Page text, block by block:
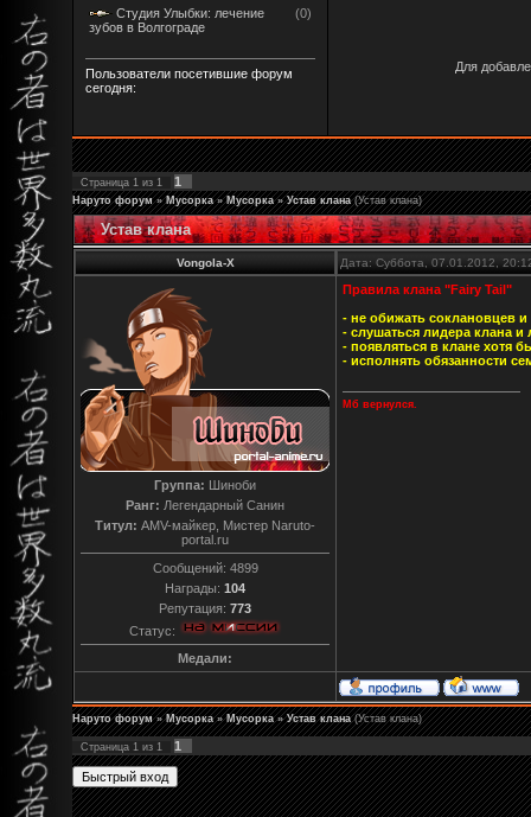
Студия Улыбки: лечение
зубов в Волгограде
(0)
Пользователи посетившие форум
сегодня:
Для
Страница 1 из 1 1
Наруто форум » Мусорка » Мусорка » Устав клана (Устав клана)
Устав клана
Vongola-X Дата: Суббота, 07.01.2012,
Группа: Шиноби
Ранг: Легендарный Санин
Титул: AMV-майкер, Мистер Naruto-
portal.ru
Сообщений: 4899
Награды: 104
Репутация: 773
Статус:
Медали:
Правила клана "Fairy Tail"
- не обижать соклановцев и
- слушаться лидера клана и
- появляться в клане хотя
- исполнять обязанности
Мб вернулся.
Наруто форум » Мусорка » Мусорка » Устав клана (Устав клана)
Страница 1 из 1 1